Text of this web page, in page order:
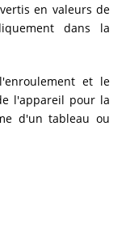
en valeurs de
dans la
et le
l'appareil pour la
d'un tableau ou